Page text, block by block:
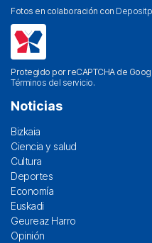
Fotos en colaboración con
Protegido por reCAPTCHA de
Términos del servicio.
Noticias
Bizkaia
Ciencia y salud
Cultura
Deportes
Economía
Euskadi
Geureaz Harro
Opinión